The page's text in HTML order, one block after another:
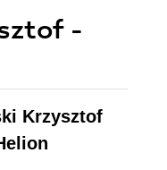
-
Krzysztof